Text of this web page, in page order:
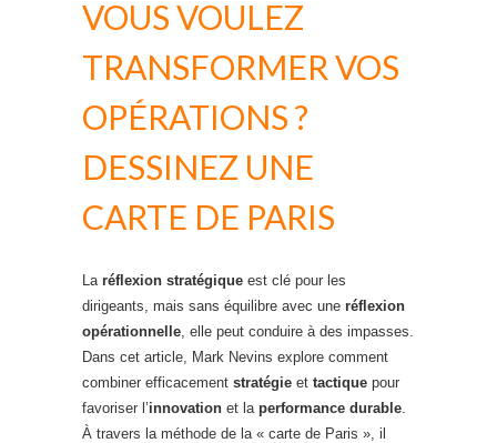
VOUS VOULEZ
TRANSFORMER VOS
OPÉRATIONS ?
DESSINEZ UNE
CARTE DE PARIS
Laréflexion stratégique est clé pour les
dirigeants, mais sans équilibre avec une réflexion
opérationnelle, elle peut conduire à des impasses.
Dans cet article, Mark Nevins explore comment
combiner efficacement stratégie et tactique pour
favoriser l’innovation et la performance durable.
À travers la méthode de la « carte de Paris », il